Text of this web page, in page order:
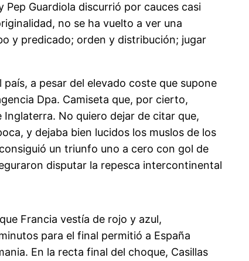
Guardiola discurrió por cauces casi
no se ha vuelto a ver una
y predicado; orden y distribución; jugar
a pesar del elevado coste que supone
Dpa. Camiseta que, por cierto,
No quiero dejar de citar que,
y dejaba bien lucidos los muslos de los
un triunfo uno a cero con gol de
disputar la repesca intercontinental
Francia vestía de rojo y azul,
para el final permitió a España
En la recta final del choque, Casillas